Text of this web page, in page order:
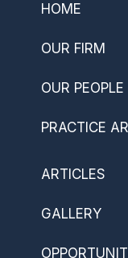
HOME
OUR FIRM
OUR PEOPLE
PRACTICE
ARTICLES
GALLERY